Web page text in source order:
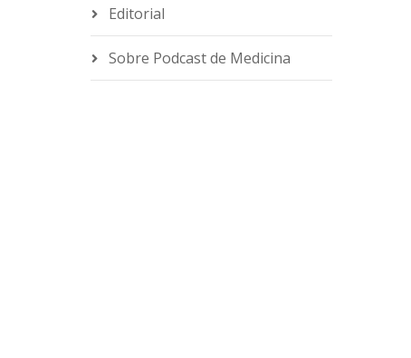
Editorial
Sobre Podcast de Medicina